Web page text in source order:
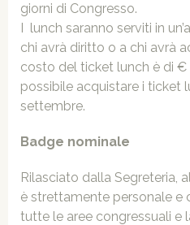
giorni di Congresso.
I lunch saranno serviti in
chi avrà diritto o a chi avrà
costo del ticket lunch è di €
possibile acquistare i ticket
settembre.
Badge nominale
Rilasciato dalla Segreteria,
è strettamente personale e
tutte le aree congressuali e